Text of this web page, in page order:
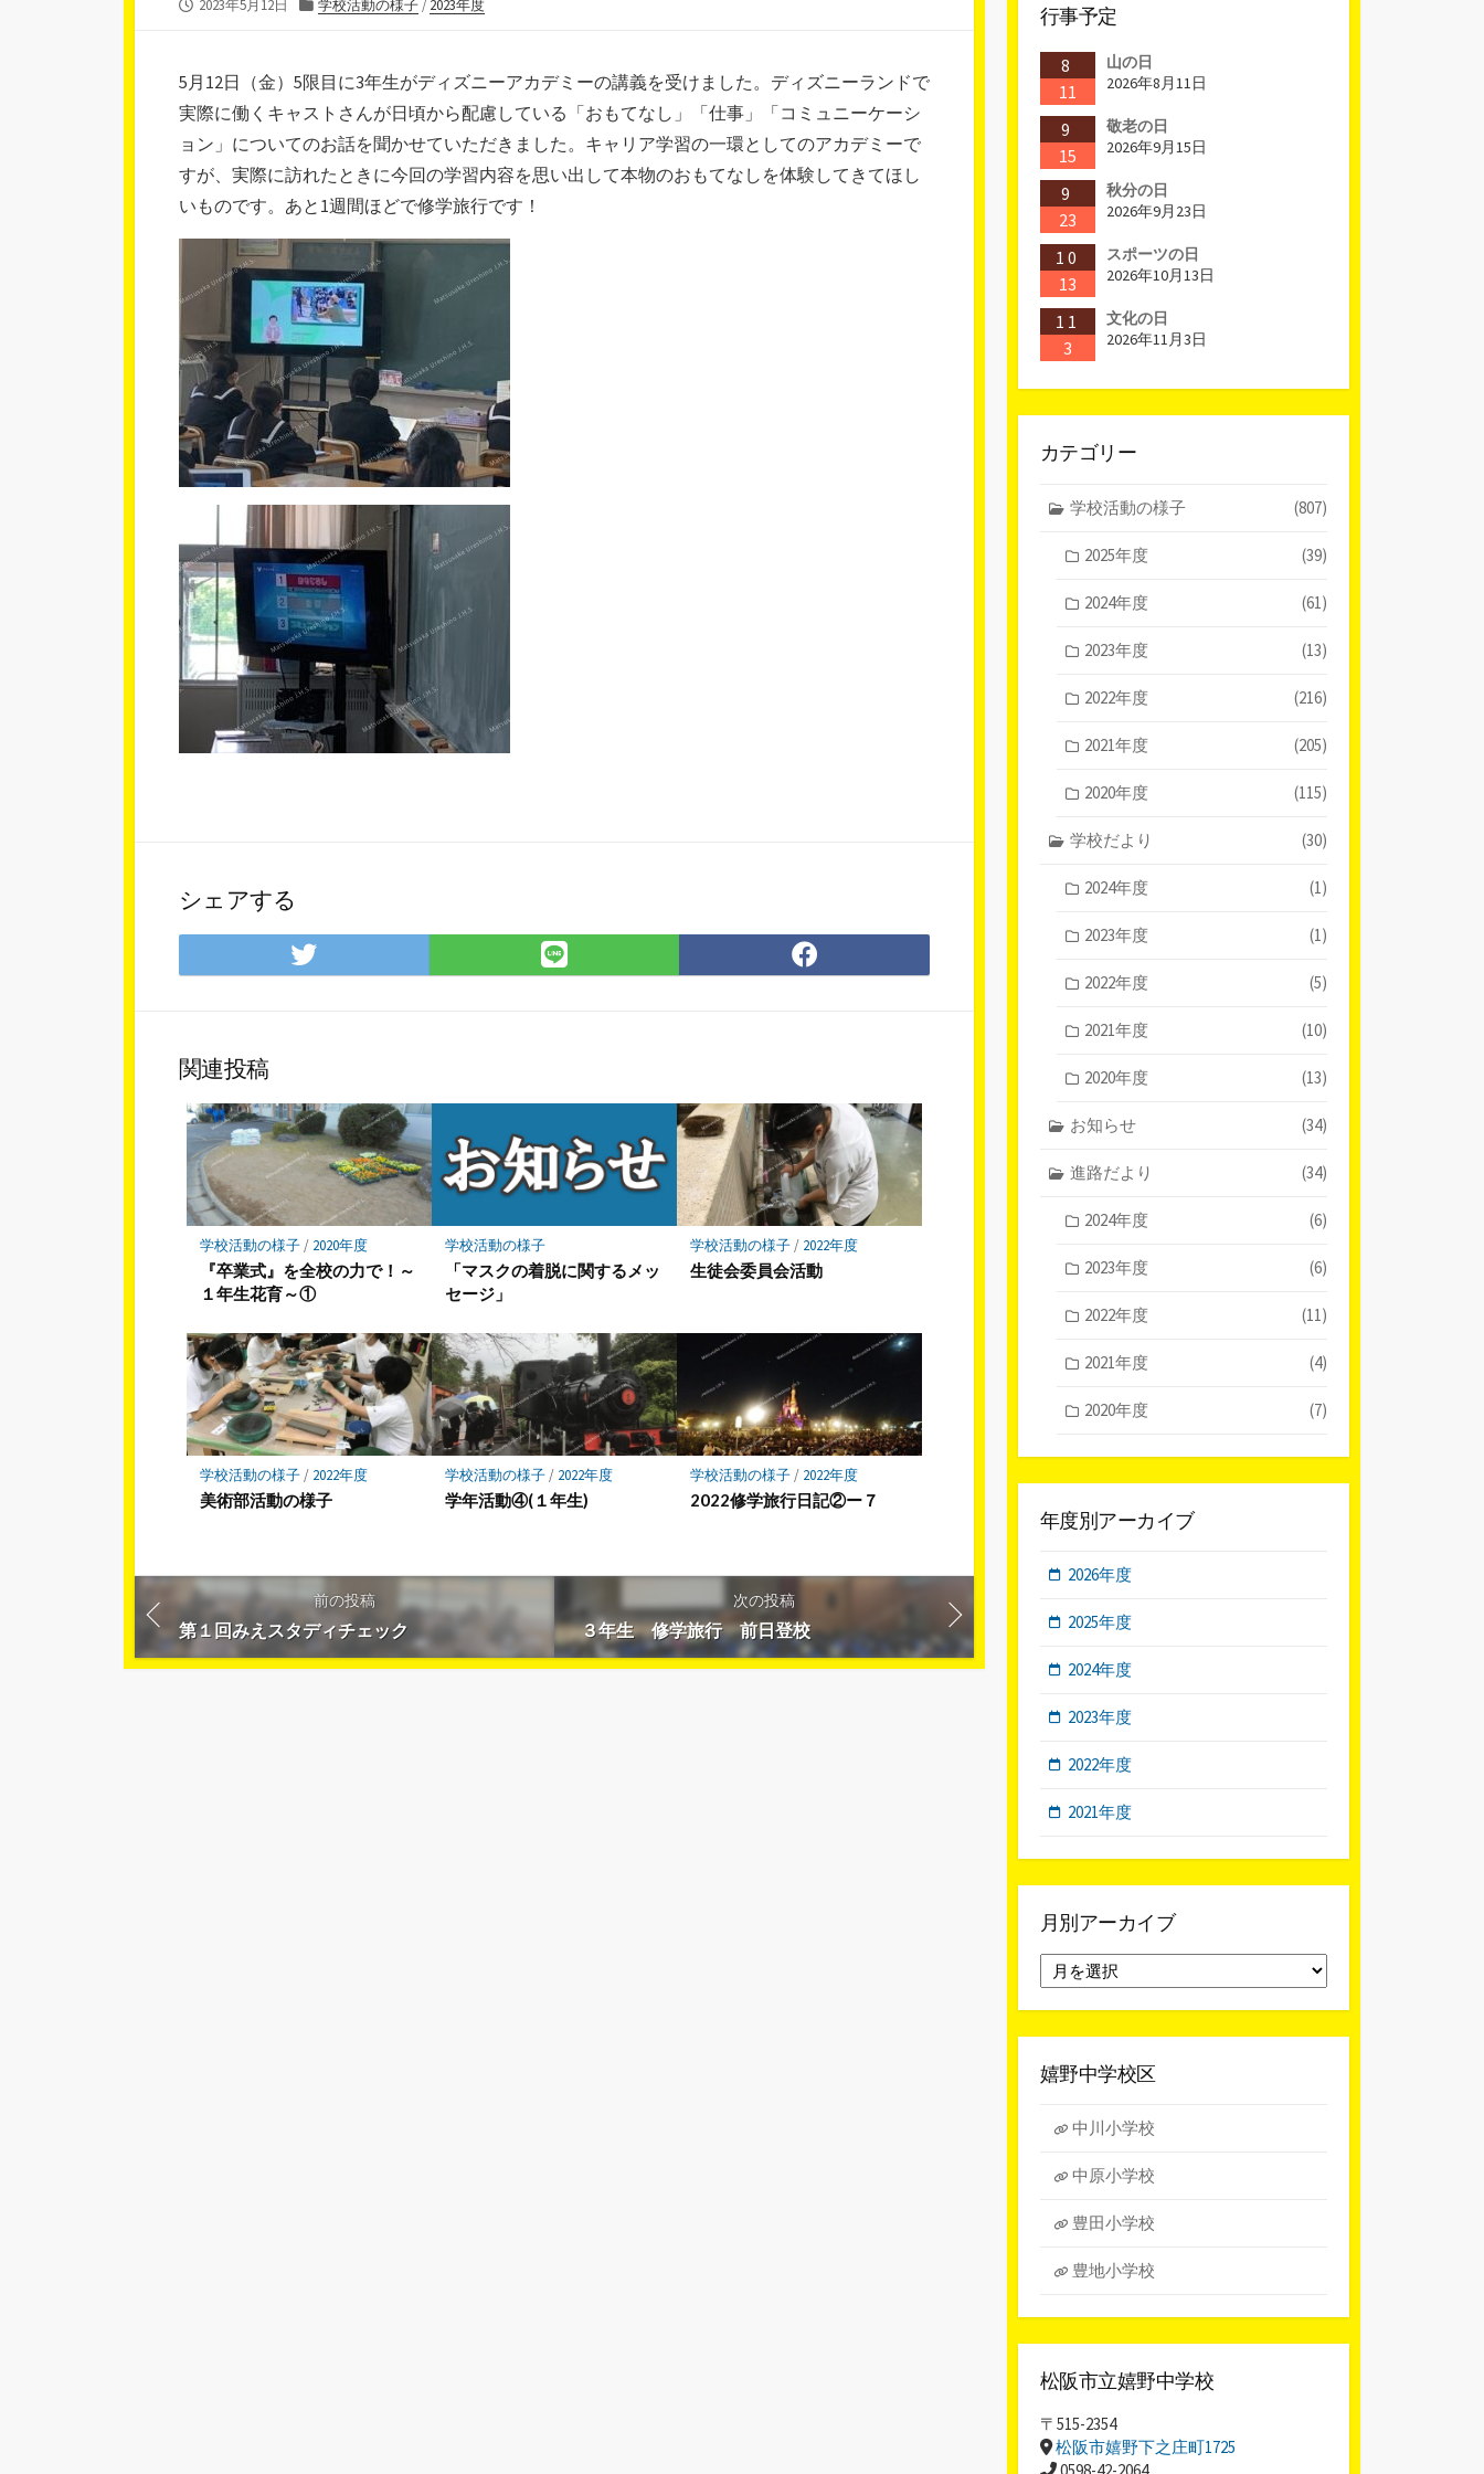
2023年5月12日
ー
学校活動の様子 /2023年度
5月12日（金）5限目に3年生がディズニーアカデミーの講義を受けました。ディズニーランドで
実際に働くキャストさんが日頃から配慮している「おもてなし」「仕事」「コミュニーケーシ
ョン」についてのお話を聞かせていただきました。キャリア学習の一環としてのアカデミーで
すが、実際に訪れたときに今回の学習内容を思い出して本物のおもてなしを体験してきてほし
いものです。あと1週間ほどで修学旅行です！
シェアする
Twitter
で
LINE
で
Facebook
で
関連投稿
学校活動の様子/ 2020年度
『卒業式』を全校の力で！～
１年生花育～①
学校活動の様子
「マスクの着脱に関するメッ
セージ」
学校活動の様子/ 2022年度
生徒会委員会活動
学校活動の様子/ 2022年度
美術部活動の様子
学校活動の様子/ 2022年度
学年活動④(１年生)
学校活動の様子/ 2022年度
2022修学旅行日記②ー７
前の投稿
第１回みえスタディチェック
次の投稿
３年生 修学旅行 前日登校
行事予定
8
11
山の日
2026年8月11日
9
15
敬老の日
2026年9月15日
9
23
秋分の日
2026年9月23日
10
13
スポーツの日
2026年10月13日
11
3
文化の日
2026年11月3日
カテゴリー
学校活動の様子 (807)
2025年度 (39)
2024年度 (61)
2023年度 (13)
2022年度 (216)
2021年度 (205)
2020年度 (115)
学校だより (30)
2024年度 (1)
2023年度 (1)
2022年度 (5)
2021年度 (10)
2020年度 (13)
お知らせ (34)
進路だより (34)
2024年度 (6)
2023年度 (6)
2022年度 (11)
2021年度 (4)
2020年度 (7)
年度別アーカイブ
2026年度
2025年度
2024年度
2023年度
2022年度
2021年度
月別アーカイブ
別
ア
ー
イ
嬉野中学校区
中川小学校
中原小学校
豊田小学校
豊地小学校
松阪市立嬉野中学校
〒515-2354
松阪市嬉野下之庄町1725
0598-42-2064